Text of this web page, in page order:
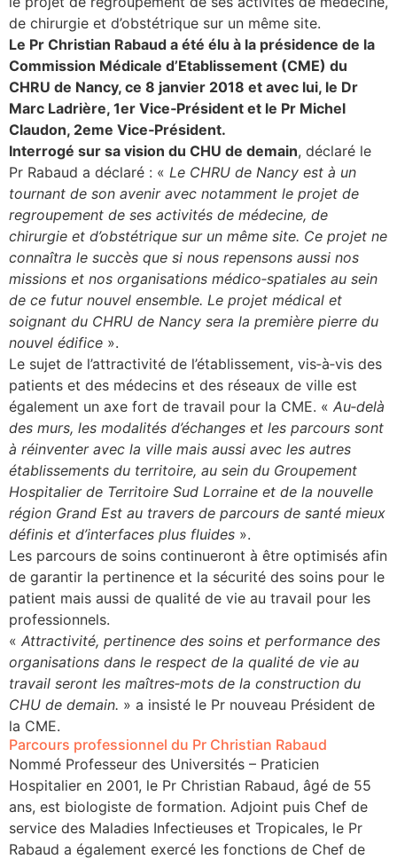
& patrimoine
écologique
CONNECTÉ
d’info
l’éditeur
un CHU
de chirurgie et d’obstétrique sur un même site.
Le Pr Christian Rabaud a été élu à la présidence de la
Commission Médicale d’Etablissement (CME) du
CHRU de Nancy, ce 8 janvier 2018 et avec lui, le Dr
Marc Ladrière, 1er Vice‐Président et le Pr Michel
Claudon, 2eme Vice‐Président.
Interrogé sur sa vision du CHU de demain, déclaré le
Pr Rabaud a déclaré : « Le CHRU de Nancy est à un
tournant de son avenir avec notamment le projet de
regroupement de ses activités de médecine, de
chirurgie et d’obstétrique sur un même site. Ce projet ne
connaîtra le succès que si nous repensons aussi nos
missions et nos organisations médico‐spatiales au sein
de ce futur nouvel ensemble. Le projet médical et
soignant du CHRU de Nancy sera la première pierre du
nouvel édifice ».
Le sujet de l’attractivité de l’établissement, vis‐à‐vis des
patients et des médecins et des réseaux de ville est
également un axe fort de travail pour la CME. « Au‐delà
des murs, les modalités d’échanges et les parcours sont
à réinventer avec la ville mais aussi avec les autres
établissements du territoire, au sein du Groupement
Hospitalier de Territoire Sud Lorraine et de la nouvelle
région Grand Est au travers de parcours de santé mieux
définis et d’interfaces plus fluides ».
Les parcours de soins continueront à être optimisés afin
de garantir la pertinence et la sécurité des soins pour le
patient mais aussi de qualité de vie au travail pour les
professionnels.
« Attractivité, pertinence des soins et performance des
organisations dans le respect de la qualité de vie au
travail seront les maîtres‐mots de la construction du
CHU de demain. » a insisté le Pr nouveau Président de
la CME.
Parcours professionnel du Pr Christian Rabaud
Nommé Professeur des Universités – Praticien
Hospitalier en 2001, le Pr Christian Rabaud, âgé de 55
ans, est biologiste de formation. Adjoint puis Chef de
service des Maladies Infectieuses et Tropicales, le Pr
Rabaud a également exercé les fonctions de Chef de